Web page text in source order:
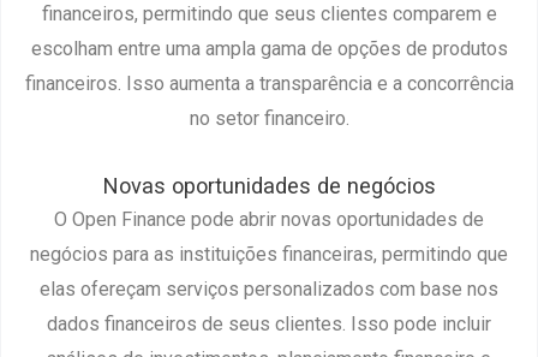
financeiros, permitindo que seus clientes comparem e
escolham entre uma ampla gama de opções de produtos
financeiros. Isso aumenta a transparência e a concorrência
no setor financeiro.
Novas oportunidades de negócios
O Open Finance pode abrir novas oportunidades de
negócios para as instituições financeiras, permitindo que
elas ofereçam serviços personalizados com base nos
dados financeiros de seus clientes. Isso pode incluir